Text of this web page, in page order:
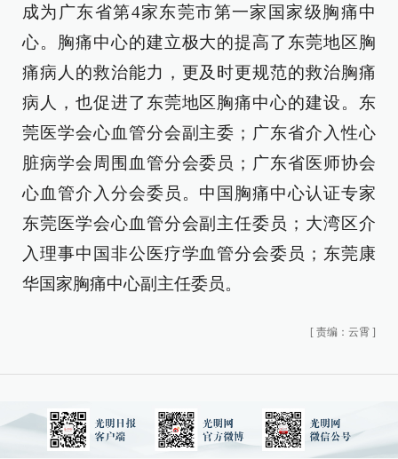
成为广东省第4家东莞市第一家国家级胸痛中
心。胸痛中心的建立极大的提高了东莞地区胸
痛病人的救治能力，更及时更规范的救治胸痛
病人，也促进了东莞地区胸痛中心的建设。东
莞医学会心血管分会副主委；广东省介入性心
脏病学会周围血管分会委员；广东省医师协会
心血管介入分会委员。中国胸痛中心认证专家
东莞医学会心血管分会副主任委员；大湾区介
入理事中国非公医疗学血管分会委员；东莞康
华国家胸痛中心副主任委员。
[ 责编：云霄 ]